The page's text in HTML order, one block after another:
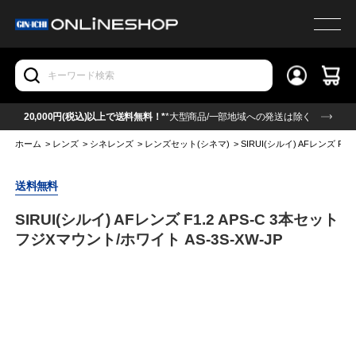
20,000円(税込)以上で送料無料！**大型商品/一部地域への発送は除く
ホーム > レンズ > シネレンズ > レンズセット(シネマ) >SIRUI(シルイ) AFレンズ
送料無料
SIRUI(シルイ) AFレンズ F1.2 APS-C 3本セット
フジXマウント/ホワイト AS-3S-XW-JP